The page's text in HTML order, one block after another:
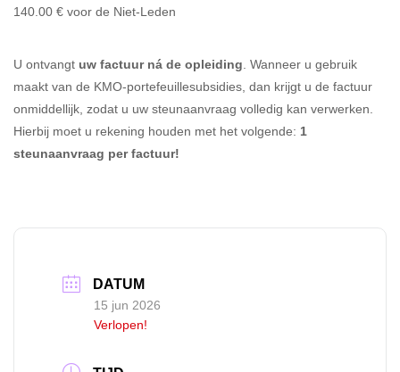
140.00 € voor de Niet-Leden
U ontvangt uw factuur ná de opleiding . Wanneer u gebruik
maakt van de KMO-portefeuillesubsidies, dan krijgt u de factuur
onmiddellijk, zodat u uw steunaanvraag volledig kan verwerken.
Hierbij moet u rekening houden met het volgende: 1
steunaanvraag per factuur!
DATUM
15 jun 2026
Verlopen!